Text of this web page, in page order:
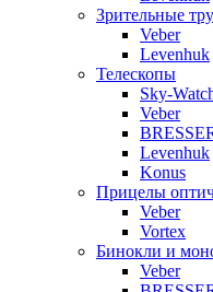
Зрительные
Veber
Levenhuk
Телескопы
Sky-
Veber
Levenhuk
Konus
Прицелы
Veber
Vortex
Бинокли и
Veber